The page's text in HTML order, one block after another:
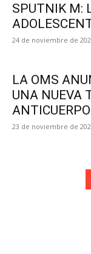
SPUTNIK M:
24 de noviembre de
LA OMS
UNA NUEVA
23 de noviembre de